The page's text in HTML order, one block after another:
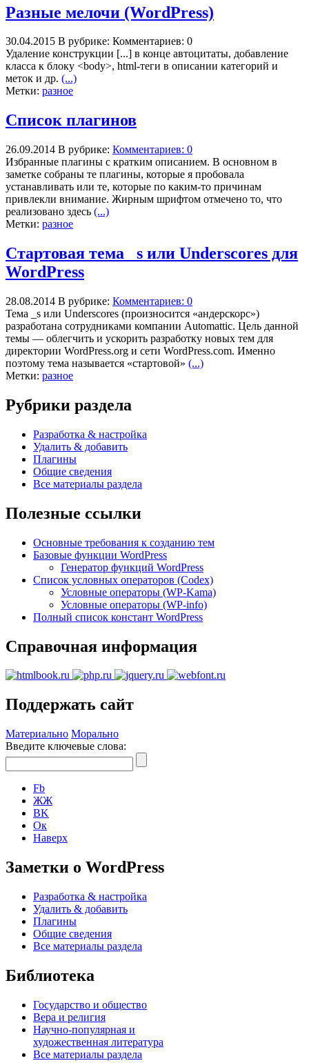
Разные мелочи (WordPress)
30.04.2015 В рубрике: Комментариев: 0
Удаление конструкции [...] в конце автоцитаты, добавление
класса к блоку <body>, html-теги в описании категорий и
меток и др. (...)
Метки: разное
Список плагинов
26.09.2014 В рубрике: Комментариев: 0
Избранные плагины с кратким описанием. В основном в
заметке собраны те плагины, которые я пробовала
устанавливать или те, которые по каким-то причинам
привлекли внимание. Жирным шрифтом отмечено то, что
реализовано здесь (...)
Метки: разное
Стартовая тема _s или Underscores для
WordPress
28.08.2014 В рубрике: Комментариев: 0
Тема _s или Underscores (произносится «андерскорс»)
разработана сотрудниками компании Automattic. Цель данной
темы — облегчить и ускорить разработку новых тем для
директории WordPress.org и сети WordPress.com. Именно
поэтому тема называется «стартовой» (...)
Метки: разное
Рубрики раздела
Разработка & настройка
Удалить & добавить
Плагины
Общие сведения
Все материалы раздела
Полезные ссылки
Основные требования к созданию тем
Базовые функции WordPress
Генератор функций WordPress
Список условных операторов (Codex)
Условные операторы (WP-Kama)
Условные операторы (WP-info)
Полный список констант WordPress
Справочная информация
Поддержать сайт
Материально Морально
Введите ключевые слова:
Fb
ЖЖ
ВK
Ок
Наверх
Заметки о WordPress
Разработка & настройка
Удалить & добавить
Плагины
Общие сведения
Все материалы раздела
Библиотека
Государство и общество
Вера и религия
Научно-популярная и
художественная литература
Все материалы раздела